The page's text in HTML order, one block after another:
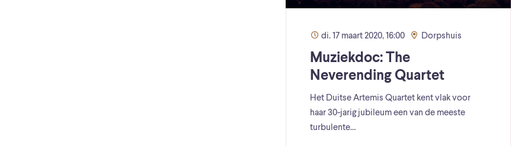
di. 17 maart 2020, 16:00 Dorpshuis
Muziekdoc: The
Neverending Quartet
Het Duitse Artemis Quartet kent vlak voor
haar 30-jarig jubileum een van de meeste
turbulente…